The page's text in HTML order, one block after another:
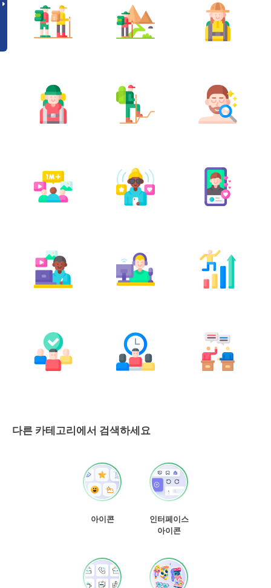
다른 카테고리에서 검색하세요
아이콘
인터페이스
아이콘